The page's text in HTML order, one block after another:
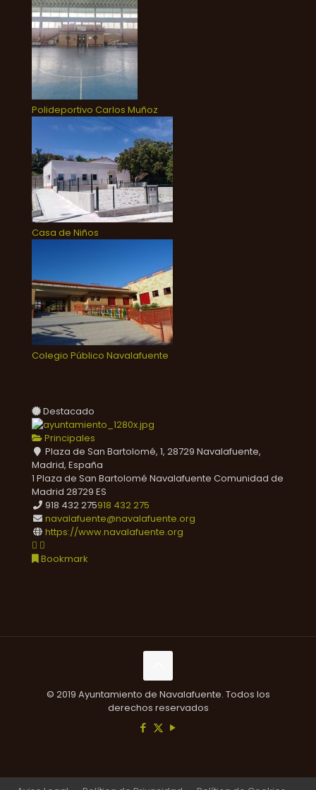
Polideportivo Carlos Muñoz
Casa de Niños
Colegio Público Navalafuente
Destacado
Principales
Plaza de San Bartolomé, 1, 28729 Navalafuente,
Madrid, España
1 Plaza de San Bartolomé Navalafuente Comunidad de
Madrid 28729 ES
918 432 275918 432 275
navalafuente@navalafuente.org
https://www.navalafuente.org
Bookmark
© 2019 Ayuntamiento de Navalafuente. Todos los
derechos reservados